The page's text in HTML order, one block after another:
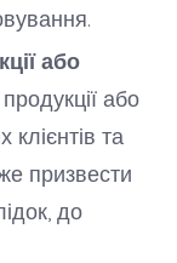
або
або
та
призвести
до